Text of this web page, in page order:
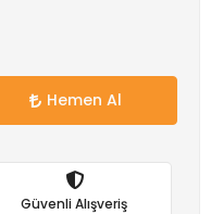
Hemen Al
Güvenli Alışveriş